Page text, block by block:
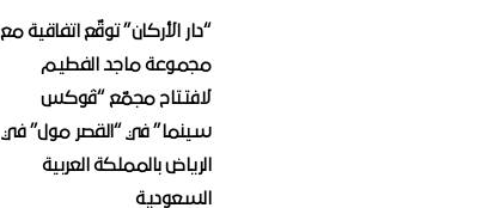
“دار الأركان” توقّع اتفاقية مع
مجموعة ماجد الفطيم
لافتتاح مجمّع “ڤوكس
سينما” في “القصر مول” في
الرياض بالمملكة العربية
السعودية